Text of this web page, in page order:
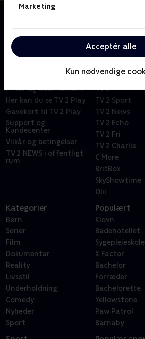
Marketing
Acceptér alle
Kun nødvendige
Priser og abonnement
Her kan du se TV 2 Play
Gavekort til TV 2 Play
Support og
Kundecenter
Vilkår og betingelser
TV 2 NEWS i offentligt
rum
Kanaler
TV 2
TV 2 Sport
TV 2 News
TV 2 Echo
TV 2 Fri
TV 2 Charlie
C More
BritBox
SkyShowtime
Oiii
Kategorier
Børn
Serier
Film
Dokumentar
Reality
Livsstil
Underholdning
Comedy
Nyheder
Sport
Populært
Klovn
Badehotellet
X Factor
Bachelor
Forræder
Bachelorette
Yellowstone
Paw Patrol
Barnaby